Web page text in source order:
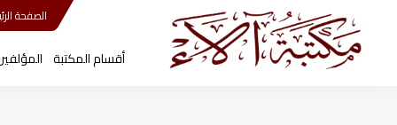
الصفحة
أقسام المكتبة